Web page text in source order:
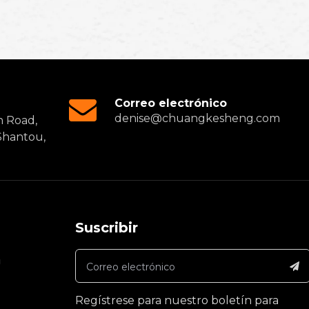
Road,
Correo electrónico
denise@chuangkesheng.com
Suscribir
Regístrese para nuestro boletín para